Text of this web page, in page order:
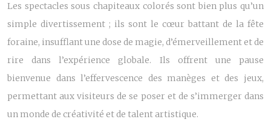
Les spectacles sous chapiteaux colorés sont bien plus qu’un
simple divertissement ; ils sont le cœur battant de la fête
foraine, insufflant une dose de magie, d’émerveillement et de
rire dans l’expérience globale. Ils offrent une pause
bienvenue dans l’effervescence des manèges et des jeux,
permettant aux visiteurs de se poser et de s’immerger dans
un monde de créativité et de talent artistique.